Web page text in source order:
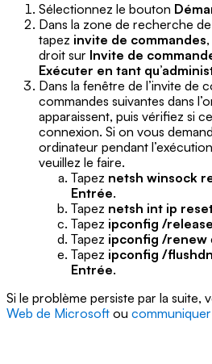
Sélectionnez le bouton
Dans la zone de recherche
tapez invite de commandes
droit sur Invite de
Exécuter en tant
Dans la fenêtre de l’invite de
commandes suivantes dans
apparaissent, puis vérifiez si
connexion. Si on vous
ordinateur pendant
veuillez le faire.
Tapez netsh winsock
Entrée.
Tapez netsh int ip
Tapez ipconfig /release
Tapez ipconfig /renew
Tapez ipconfig /
Entrée.
Si le problème persiste par la suite,
Web de Microsoft ou